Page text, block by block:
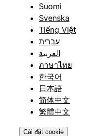
Suomi
Svenska
Tiếng Việt
עברית
العربية
ภาษาไทย
한국어
日本語
简体中文
繁體中文
Cài đặt cookie